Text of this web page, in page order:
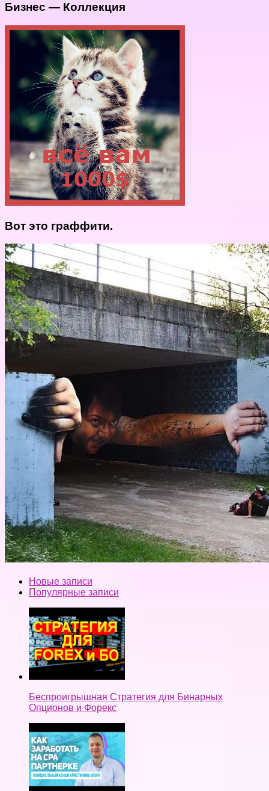
Бизнес — Коллекция
Вот это граффити.
Новые записи
Популярные записи
Беспроигрышная Стратегия для Бинарных
Опционов и Форекс